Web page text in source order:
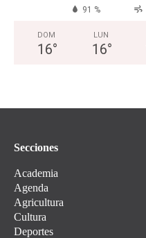
91 %
DOM
16°
LUN
16°
Secciones
Academia
Agenda
Agricultura
Cultura
Deportes